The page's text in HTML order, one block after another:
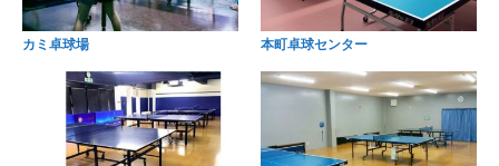
カミ卓球場 本町卓球センター